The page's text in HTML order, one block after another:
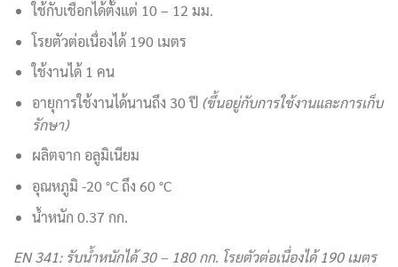
ใช้กับเชือกได้ตั้งแต่ 10 – 12 มม.
โรยตัวต่อเนื่องได้ 190 เมตร
ใช้งานได้ 1 คน
อายุการใช้งานได้นานถึง 30 ปี (ขึ้นอยู่กับการใช้งานและการเก็บ
รักษา)
ผลิตจาก อลูมิเนียม
อุณหภูมิ -20 °C ถึง 60 °C
น้ำหนัก 0.37 กก.
EN 341: รับน้ำหนักได้ 30 – 180 กก. โรยตัวต่อเนื่องได้ 190 เมตร